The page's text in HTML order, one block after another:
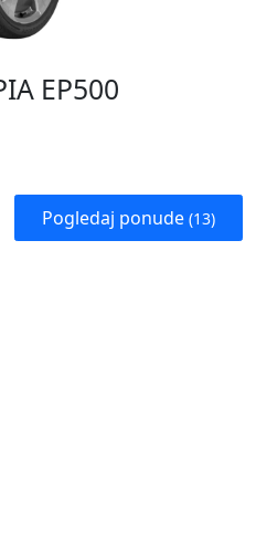
EP500
Pogledaj ponude (13)